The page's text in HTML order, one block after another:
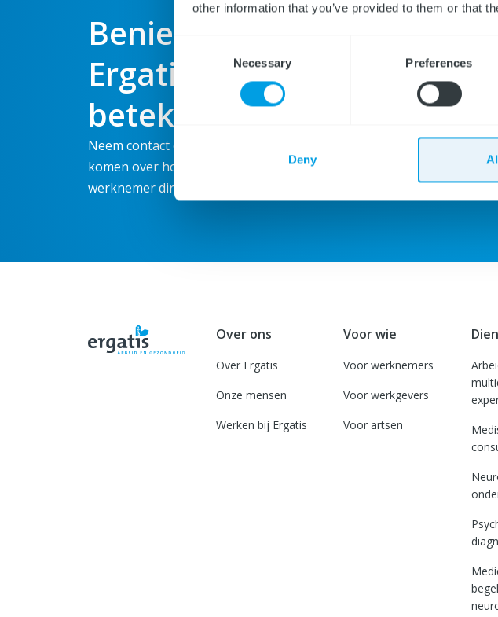
other information that you’ve provided to them or that
Selection
Necessary Preferences
Deny
Benieuwd wat
Ergatis voor je kan
betekenen?
Neem contact op met Ergatis om meer te weten te
komen over hoe we je kunnen helpen of meld een
werknemer direct aan via ons aanmeldformulier.
Over ons
Over Ergatis
Onze mensen
Werken bij Ergatis
Voor wie
Voor werknemers
Voor werkgevers
Voor artsen